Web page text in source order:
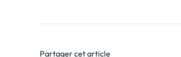
Partager cet article